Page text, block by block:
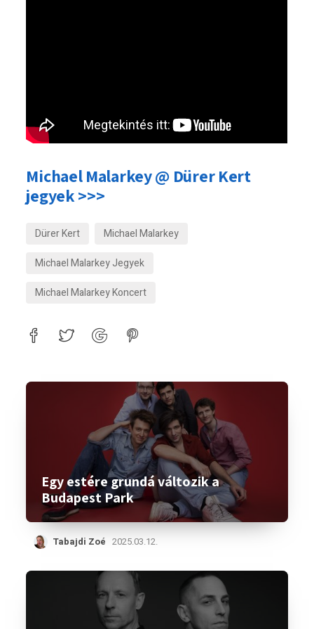
Michael Malarkey @ Dürer Kert
jegyek >>>
Dürer Kert
Michael Malarkey
Michael Malarkey Jegyek
Michael Malarkey Koncert
Egy estére grundá változik a
Budapest Park
Tabajdi Zoé 2025.03.12.